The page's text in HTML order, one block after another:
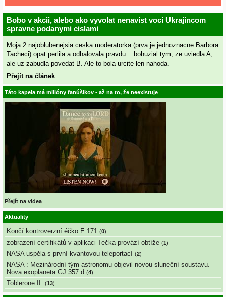
Bobo v akcii, alebo ako vyvolat nenavist voci Ukrajincom
spravne podanymi cislami
Moja 2.najoblubenejsia ceska moderatorka (prva je jednoznacne Barbora
Tacheci) opat perlila a odhalovala pravdu....bohuzial tym, ze uviedla A,
ale uz zabudla povedat B. Ale to bola urcite len nahoda.
Přejít na článek
Táto kapela má milióny fanúšikov - až na to, že neexistuje
Přejít na videa
Aktuality
Končí kontroverzní éčko E 171 (0)
zobrazení certifikátů v aplikaci Tečka provází obtíže (1 )
NASA uspěla s první kvantovou teleportací (2)
NASA : Mezinárodní tým astronomu objevil novou sluneční soustavu.
Nova exoplaneta GJ 357 d (4)
Toblerone II. (13)